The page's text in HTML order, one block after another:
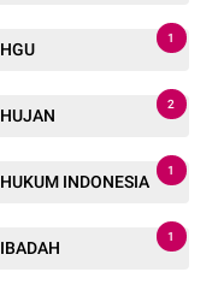
HGU
1
HUJAN
2
HUKUM INDONESIA
1
IBADAH
1